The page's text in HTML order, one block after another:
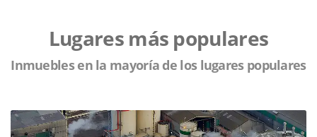
Lugares más populares
Inmuebles en la mayoría de los lugares populares